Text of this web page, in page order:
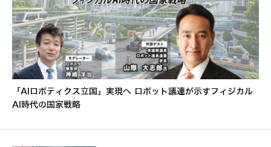
「AIロボティクス立国」実現へ ロボット議連が示すフィジカル
AI時代の国家戦略